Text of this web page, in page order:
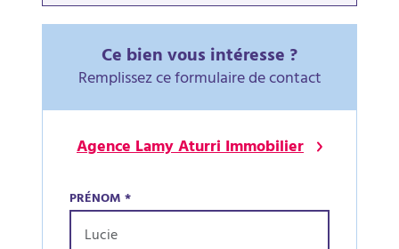
Ce bien vous intéresse ?
Remplissez ce formulaire de contact
Agence Lamy Aturri Immobilier
PRÉNOM*